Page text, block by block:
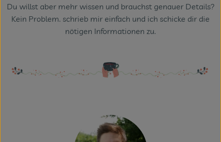
Service
Du willst aber mehr wissen und brauchst genauer Details?
Kein Problem. schrieb mir einfach und ich schicke dir die
nötigen Informationen zu.